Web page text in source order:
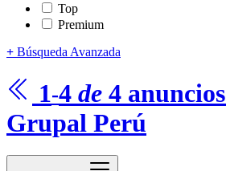
Top
Premium
+ Búsqueda Avanzada
1-4 de 4 anuncios
Grupal Perú